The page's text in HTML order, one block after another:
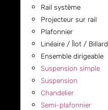
Rail système
Projecteur sur rail
Plafonnier
Linéaire / Îlot / Billard
Ensemble dirigeable
Suspension simple
Suspension
Chandelier
Semi-plafonnier